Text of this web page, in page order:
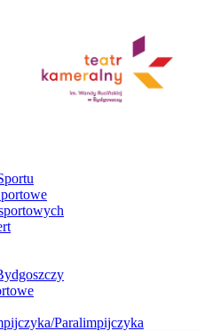
Paralimpijczyka